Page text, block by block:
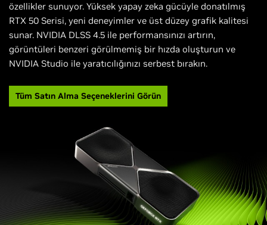
özellikler sunuyor. Yüksek yapay zeka gücüyle donatılmış
RTX 50 Serisi, yeni deneyimler ve üst düzey grafik kalitesi
sunar. NVIDIA DLSS 4.5 ile performansınızı artırın,
görüntüleri benzeri görülmemiş bir hızda oluşturun ve
NVIDIA Studio ile yaratıcılığınızı serbest bırakın.
Tüm Satın Alma Seçeneklerini Görün